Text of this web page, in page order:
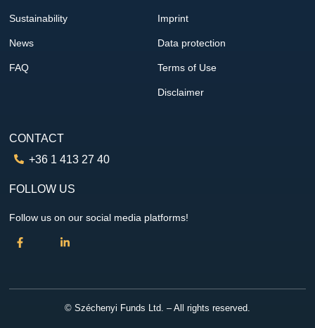
Sustainability
News
FAQ
Imprint
Data protection
Terms of Use
Disclaimer
CONTACT
+36 1 413 27 40
FOLLOW US
Follow us on our social media platforms!
© Széchenyi Funds Ltd. – All rights reserved.